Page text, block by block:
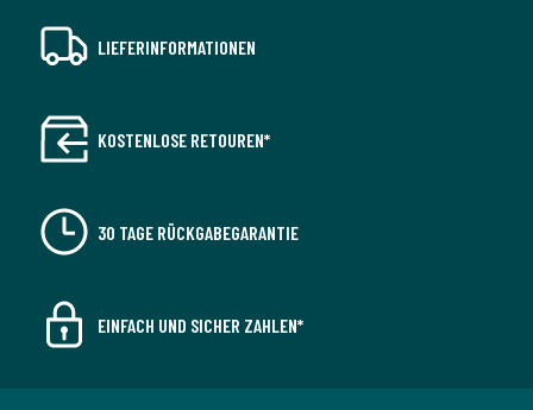
LIEFERINFORMATIONEN
KOSTENLOSE RETOUREN*
30 TAGE RÜCKGABEGARANTIE
EINFACH UND SICHER ZAHLEN*